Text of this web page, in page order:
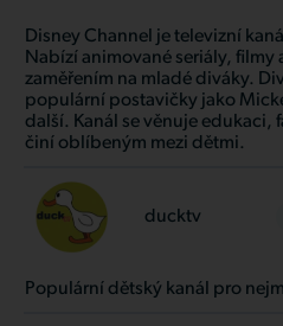
Disney Channel je televizní
Nabízí animované seriály, filmy
zaměřením na mladé diváky.
populární postavičky jako
další. Kanál se věnuje edukaci,
činí oblíbeným mezi dětmi.
ducktv
Populární dětský kanál pro